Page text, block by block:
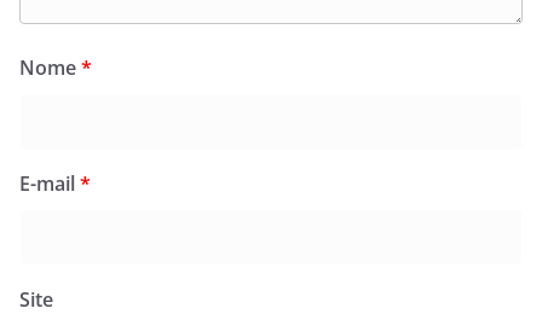
Nome*
E-mail*
Site